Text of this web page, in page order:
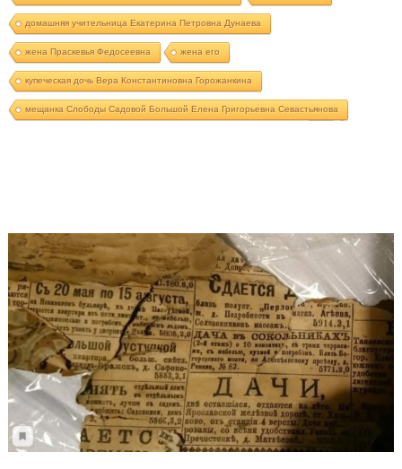
домашняя учительница Екатерина Петровна Дунаева
жена Праскевья Федосеевна жена его
купеческая дочь Вера Константиновна Горожанкина
мещанка Слободы Садовой Большой Елена Григорьевна Севастьянова